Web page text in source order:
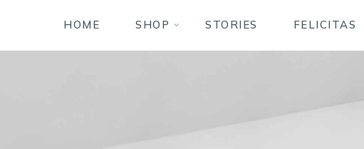
HOME SHOP STORIES FELICITAS